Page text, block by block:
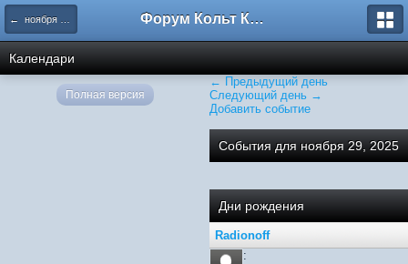
← ноября 2025 Форум Кольт Клуб
Календари
← Предыдущий день
Следующий день →
Добавить событие
События для ноября 29, 2025
Дни рождения
Radionoff
:
Полная версия